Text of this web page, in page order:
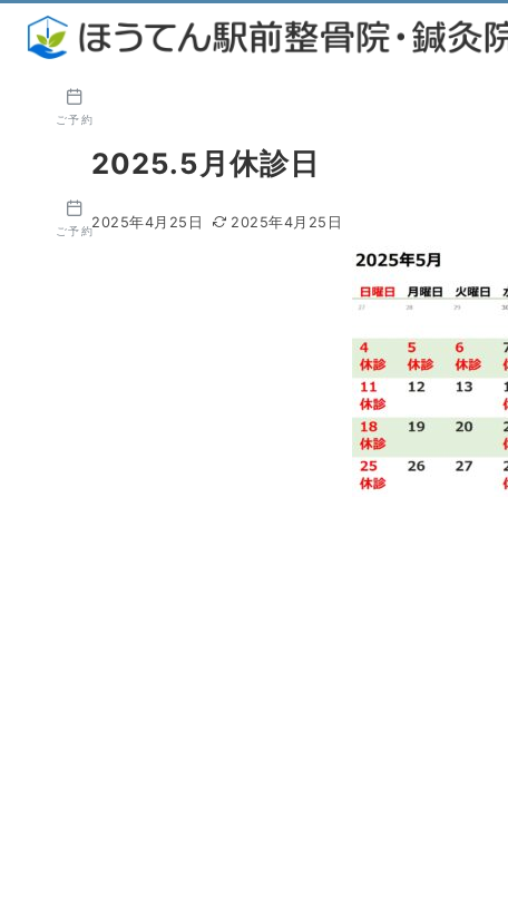
ご予約
ご予約
2025.5月休診日
2025年4月25日 2025年4月25日